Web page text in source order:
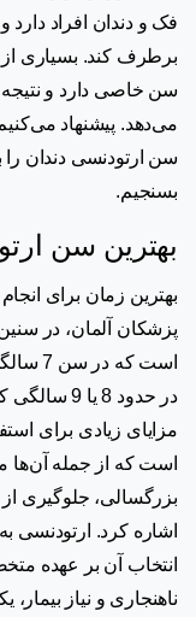
فک و دندان‌ افراد
برطرف کند. بسیاری از
سن خاصی دارد و
می‌دهد. پیشنهاد
سن ارتودنسی دندان
بسنجیم.
بهترین سن
بهترین زمان برای انجام
است
در حدود 8
مزایای زیادی برای
است که از جمله آن‌ها
بزرگسالی، جلوگیری
اشاره کرد. ارتودنسی
انتخاب آن بر عهده
ناهنجاری و نیاز